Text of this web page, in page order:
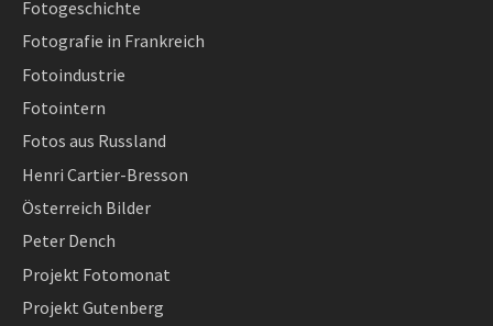
Fotogeschichte
Fotografie in Frankreich
Fotoindustrie
Fotointern
Fotos aus Russland
Henri Cartier-Bresson
Österreich Bilder
Peter Dench
Projekt Fotomonat
Projekt Gutenberg